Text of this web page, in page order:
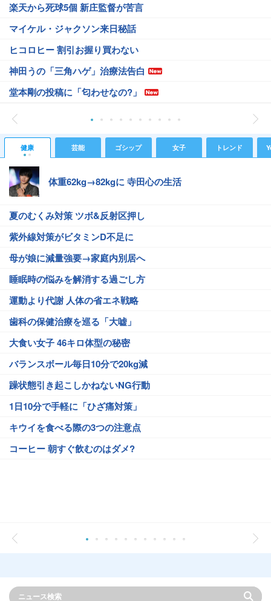
楽天から死球5個 新庄監督が苦言
マイケル・ジャクソン来日秘話
ヒコロヒー 割引お握り買わない
神田うの「三角ハゲ」治療法告白
堂本剛の投稿に「匂わせなの?」
健康 芸能 ゴシップ 女子 トレンド
体重62kg→82kgに 寺田心の生活
夏のむくみ対策 ツボ&反射区押し
紫外線対策がビタミンD不足に
母が娘に減量強要→家庭内別居へ
睡眠時の悩みを解消する過ごし方
運動より代謝 人体の省エネ戦略
歯科の保健治療を巡る「大嘘」
大食い女子 46キロ体型の秘密
バランスボール毎日10分で20kg減
躁状態引き起こしかねないNG行動
1日10分で手軽に「ひざ痛対策」
キウイを食べる際の3つの注意点
コーヒー 朝すぐ飲むのはダメ?